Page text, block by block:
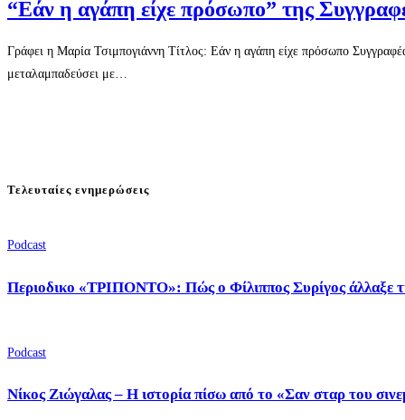
“Εάν η αγάπη είχε πρόσωπο” της
Γράφει η Μαρία Τσιμπογιάννη Τίτλος: Εάν η αγάπη είχε πρόσωπο
μεταλαμπαδεύσει με…
Τελευταίες ενημερώσεις
Podcast
Περιοδικο «ΤΡΙΠΟΝΤΟ»: Πώς ο Φίλιππος Συρίγος άλλαξε
Podcast
Νίκος Ζιώγαλας – Η ιστορία πίσω από το «Σαν σταρ του